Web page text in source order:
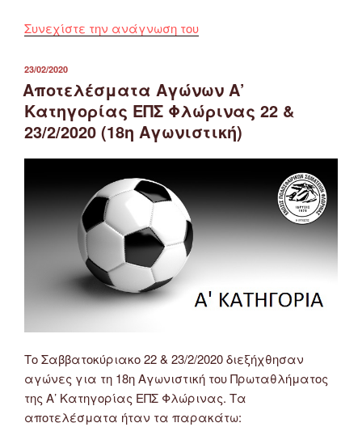
Συνεχίστε την ανάγνωση του“Πρόγραμμα
Α’
&
Β’
Κατηγορίας
ΕΠΣ
7
&
8/3/2020
ΔΗΜΟΣΙΕΎΤΗΚΕ
ΣΤΙΣ
23/02/2020
Αποτελέσματα Αγώνων Α’
Κατηγορίας ΕΠΣ Φλώρινας 22 &
23/2/2020 (18η Αγωνιστική)
Το Σαββατοκύριακο 22 & 23/2/2020 διεξήχθησαν
αγώνες για τη 18η Αγωνιστική του Πρωταθλήματος
της Α’ Κατηγορίας ΕΠΣ Φλώρινας. Τα
αποτελέσματα ήταν τα παρακάτω: